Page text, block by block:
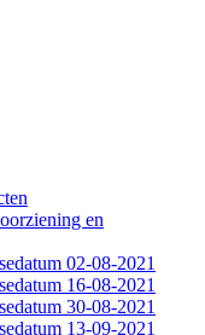
en
02-08-2021
16-08-2021
30-08-2021
13-09-2021